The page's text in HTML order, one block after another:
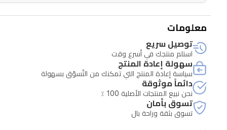
المثالي
الرسمية
واليومية.
صُممت
الساعة
لتتحمل
رذاذ
معلومات
توصيل سريع
استلم منتجك في أسرع وقت
سهولة إعادة المنتج
سياسة إعادة المنتج التي تمكنك من التّسوّق بسهولة
دائماً موثوقة
نحن نبيع المنتجات الأصلية 100 ٪
تسوق بأمان
تسوق بثقة وراحة بال